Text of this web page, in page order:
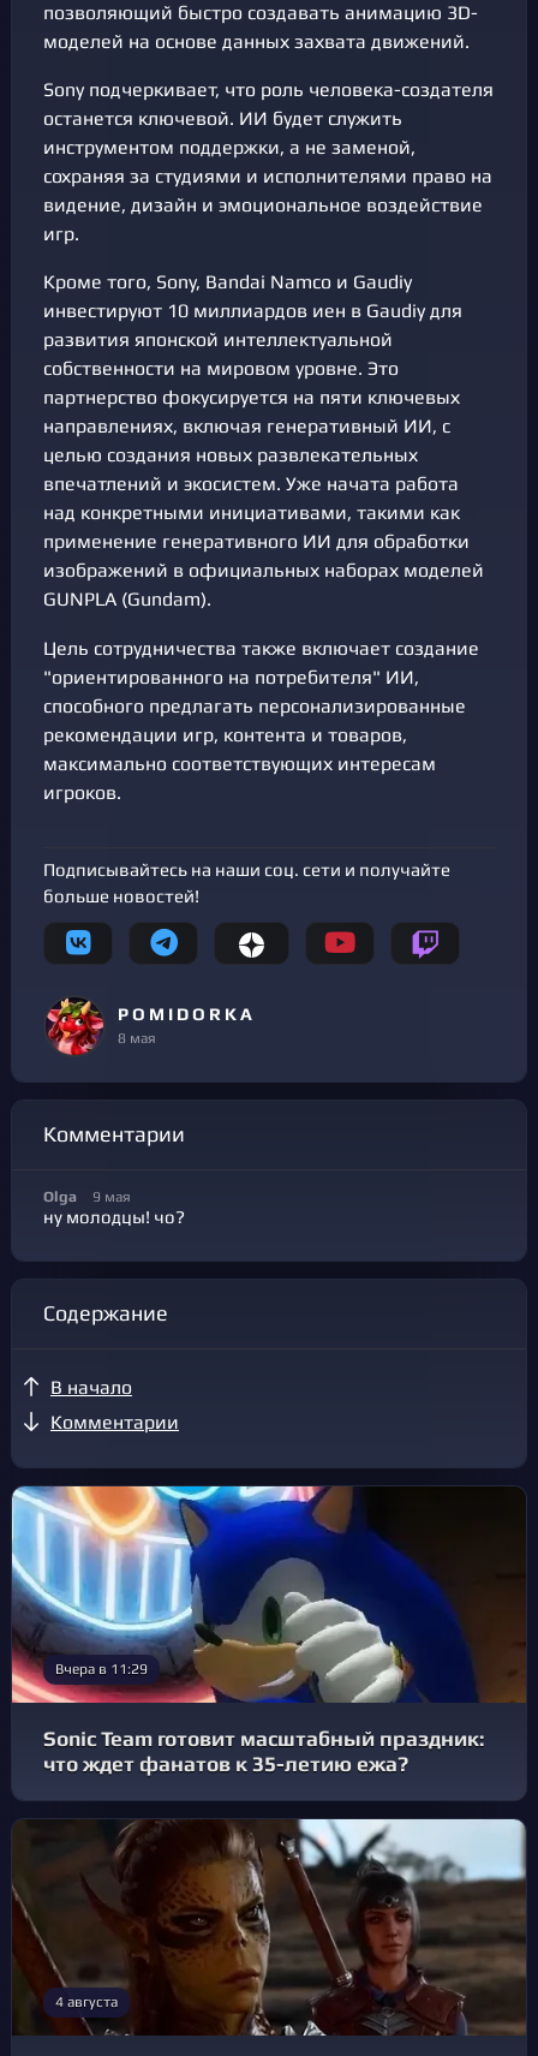
позволяющий быстро создавать анимацию 3D-
моделей на основе данных захвата движений.
Sony подчеркивает, что роль человека-создателя
останется ключевой. ИИ будет служить
инструментом поддержки, а не заменой,
сохраняя за студиями и исполнителями право на
видение, дизайн и эмоциональное воздействие
игр.
Кроме того, Sony, Bandai Namco и Gaudiy
инвестируют 10 миллиардов иен в Gaudiy для
развития японской интеллектуальной
собственности на мировом уровне. Это
партнерство фокусируется на пяти ключевых
направлениях, включая генеративный ИИ, с
целью создания новых развлекательных
впечатлений и экосистем. Уже начата работа
над конкретными инициативами, такими как
применение генеративного ИИ для обработки
изображений в официальных наборах моделей
GUNPLA (Gundam).
Цель сотрудничества также включает создание
"ориентированного на потребителя" ИИ,
способного предлагать персонализированные
рекомендации игр, контента и товаров,
максимально соответствующих интересам
игроков.
Подписывайтесь на наши соц. сети и получайте
больше новостей!
P O M I D O R K A
8 мая
Комментарии
Olga 9 мая
ну молодцы! чо?
Содержание
В начало
Комментарии
Вчера в 11:29
Sonic Team готовит масштабный праздник:
что ждет фанатов к 35-летию ежа?
4 августа